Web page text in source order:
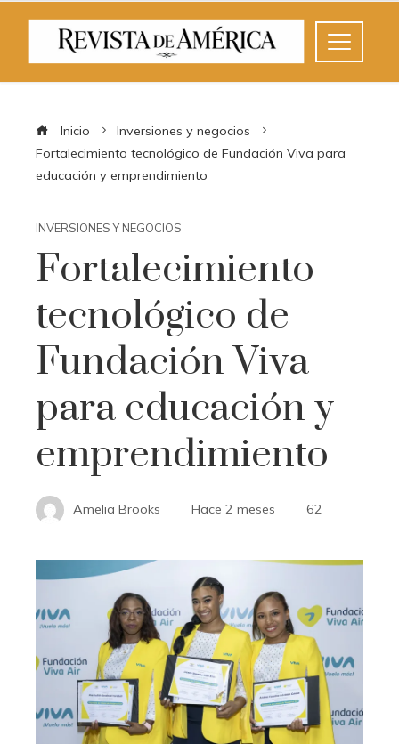
Inicio
Inversiones y negocios
Fortalecimiento tecnológico de Fundación Viva para
educación y emprendimiento
INVERSIONES Y NEGOCIOS
Fortalecimiento
tecnológico de
Fundación Viva
para educación y
emprendimiento
Amelia Brooks Hace 2 meses 62